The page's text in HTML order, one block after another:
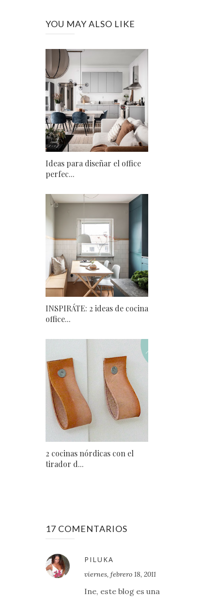
YOU MAY ALSO LIKE
Ideas para diseñar el office
perfec...
INSPIRÁTE: 2 ideas de cocina
office...
2 cocinas nórdicas con el
tirador d...
17 COMENTARIOS
PILUKA
viernes, febrero 18, 2011
Ine, este blog es una